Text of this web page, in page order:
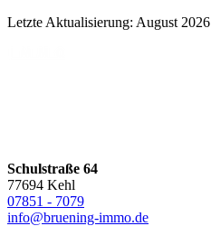
Letzte Aktualisierung: August 2026
Schulstraße 64
77694 Kehl
07851 - 7079
info@bruening-immo.de